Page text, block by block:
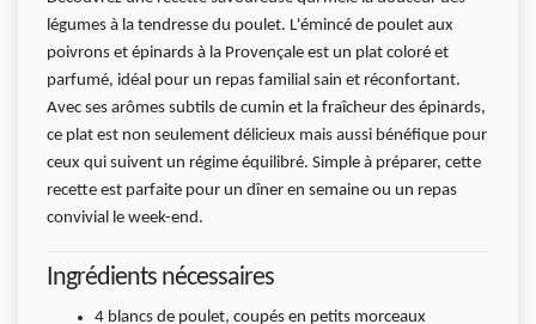
légumes à la tendresse du poulet. L'émincé de poulet aux
poivrons et épinards à la Provençale est un plat coloré et
parfumé, idéal pour un repas familial sain et réconfortant.
Avec ses arômes subtils de cumin et la fraîcheur des épinards,
ce plat est non seulement délicieux mais aussi bénéfique pour
ceux qui suivent un régime équilibré. Simple à préparer, cette
recette est parfaite pour un dîner en semaine ou un repas
convivial le week-end.
Ingrédients nécessaires
4 blancs de poulet, coupés en petits morceaux